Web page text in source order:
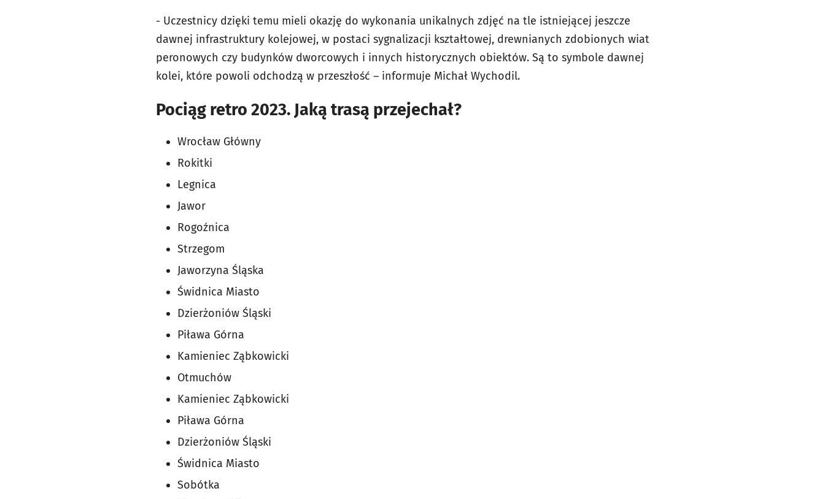
- Uczestnicy dzięki temu mieli okazję do wykonania unikalnych zdjęć na tle istniejącej jeszcze
dawnej infrastruktury kolejowej, w postaci sygnalizacji kształtowej, drewnianych zdobionych wiat
peronowych czy budynków dworcowych i innych historycznych obiektów. Są to symbole dawnej
kolei, które powoli odchodzą w przeszłość – informuje Michał Wychodil.
Pociąg retro 2023. Jaką trasą przejechał?
Wrocław Główny
Rokitki
Legnica
Jawor
Rogoźnica
Strzegom
Jaworzyna Śląska
Świdnica Miasto
Dzierżoniów Śląski
Piława Górna
Kamieniec Ząbkowicki
Otmuchów
Kamieniec Ząbkowicki
Piława Górna
Dzierżoniów Śląski
Świdnica Miasto
Sobótka